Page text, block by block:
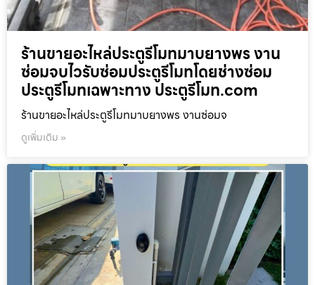
ร้านขายอะไหล่ประตูรีโมทมาบยางพร งาน
ซ่อมจบไวรับซ่อมประตูรีโมทโดยช่างซ่อม
ประตูรีโมทเฉพาะทาง ประตูรีโมท.com
ร้านขายอะไหล่ประตูรีโมทมาบยางพร งานซ่อมจ
ดูเพิ่มเติม »